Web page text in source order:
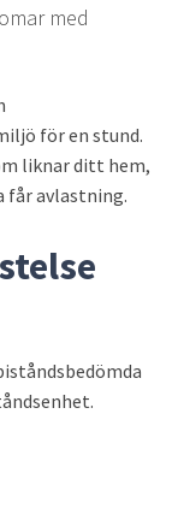
med
för en stund.
liknar ditt hem,
får avlastning.